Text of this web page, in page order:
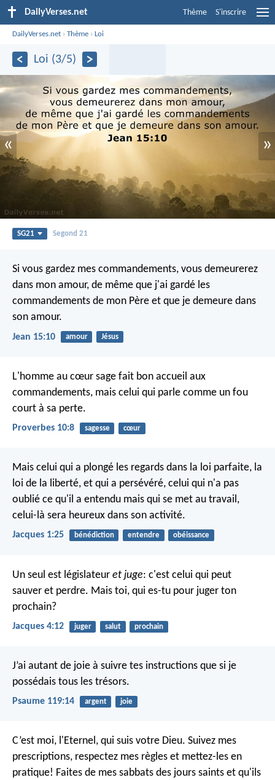
DailyVerses.net Thème S'inscrire
DailyVerses.net ›Thème ›Loi
Loi (3/5)
« »
SG21 Segond 21
Si vous gardez mes commandements, vous demeurerez
dans mon amour, de même que j'ai gardé les
commandements de mon Père et que je demeure dans
son amour.
Jean 15:10 amour Jésus
L'homme au cœur sage fait bon accueil aux
commandements, mais celui qui parle comme un fou
court à sa perte.
Proverbes 10:8 sagesse cœur
Mais celui qui a plongé les regards dans la loi parfaite, la
loi de la liberté, et qui a persévéré, celui qui n'a pas
oublié ce qu'il a entendu mais qui se met au travail,
celui-là sera heureux dans son activité.
Jacques 1:25 bénédiction entendre obéissance
Un seul est législateur et juge: c'est celui qui peut
sauver et perdre. Mais toi, qui es-tu pour juger ton
prochain?
Jacques 4:12 juger salut prochain
J’ai autant de joie à suivre tes instructions que si je
possédais tous les trésors.
Psaume 119:14 argent joie
C’est moi, l'Eternel, qui suis votre Dieu. Suivez mes
prescriptions, respectez mes règles et mettez-les en
pratique! Faites de mes sabbats des jours saints et qu'ils